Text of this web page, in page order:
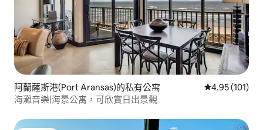
阿蘭薩斯港(Port Aransas)的私有公寓 從 101 則評價
4.95 (101)
海灘音樂|海景公寓，可欣賞日出景觀